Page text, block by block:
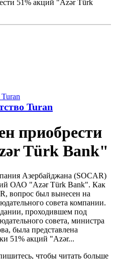
51% акций "Azər Türk
Turan
приобрести
Türk Bank"
Азербайджана (SOCAR)
ОАО "Azər Türk Bank". Как
вопрос был вынесен на
совета компании.
проходившем под
совета, министра
была представлена
51% акций "Azər...
чтобы читать больше